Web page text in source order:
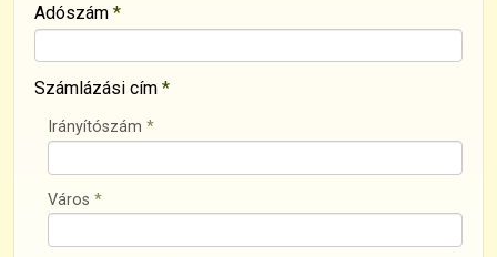
Adószám *
Számlázási cím *
Irányítószám *
Város *